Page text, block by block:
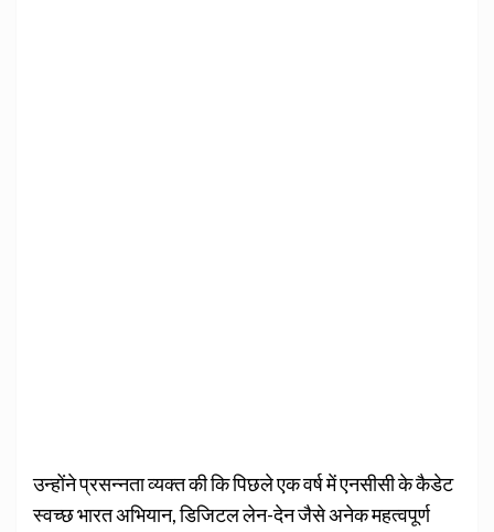
उन्होंने प्रसन्नता व्यक्त की कि पिछले एक वर्ष में एनसीसी के कैडेट
स्वच्छ भारत अभियान, डिजिटल लेन-देन जैसे अनेक महत्वपूर्ण